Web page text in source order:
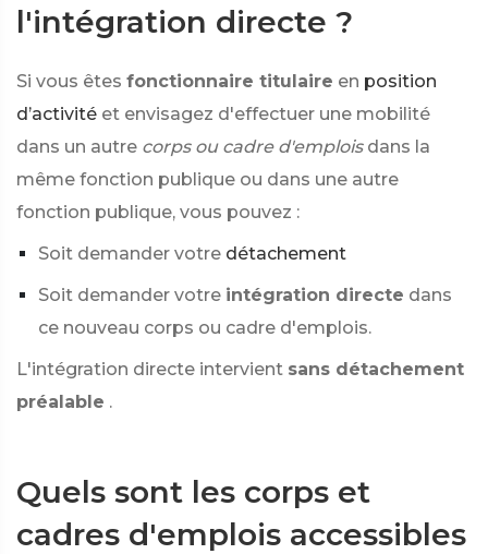
l'intégration directe ?
Si vous êtes fonctionnaire titulaire en position
d’activité et envisagez d'effectuer une mobilité
dans un autre corps ou cadre d'emplois dans la
même fonction publique ou dans une autre
fonction publique, vous pouvez :
Soit demander votre détachement
Soit demander votre intégration directe dans
ce nouveau corps ou cadre d'emplois.
L'intégration directe intervient sans détachement
préalable .
Quels sont les corps et
cadres d'emplois accessibles